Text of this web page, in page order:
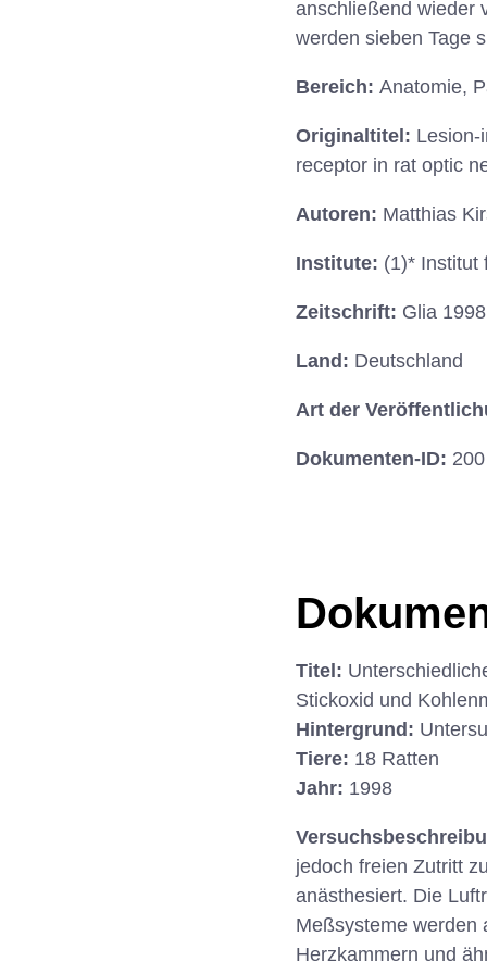
anschließend wieder
werden sieben Tage
Bereich: Anatomie,
Originaltitel: Lesion-
receptor in rat optic
Autoren: Matthias
Institute: (1)* Institut
Zeitschrift: Glia
Land: Deutschland
Art der
Dokumenten-ID: 200
Titel:
Stickoxid und
Hintergrund:
Tiere: 18 Ratten
Jahr: 1998
jedoch freien Zutritt
anästhesiert. Die
Meßsysteme werden
Herzkammern und